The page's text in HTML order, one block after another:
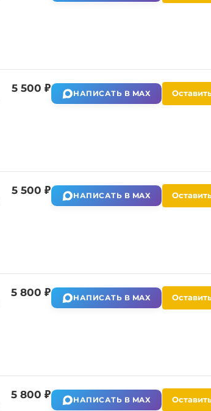
5 500 ₽ НАПИСАТЬ В MAX
5 500 ₽ НАПИСАТЬ В MAX
5 800 ₽ НАПИСАТЬ В MAX
5 800 ₽ НАПИСАТЬ В MAX